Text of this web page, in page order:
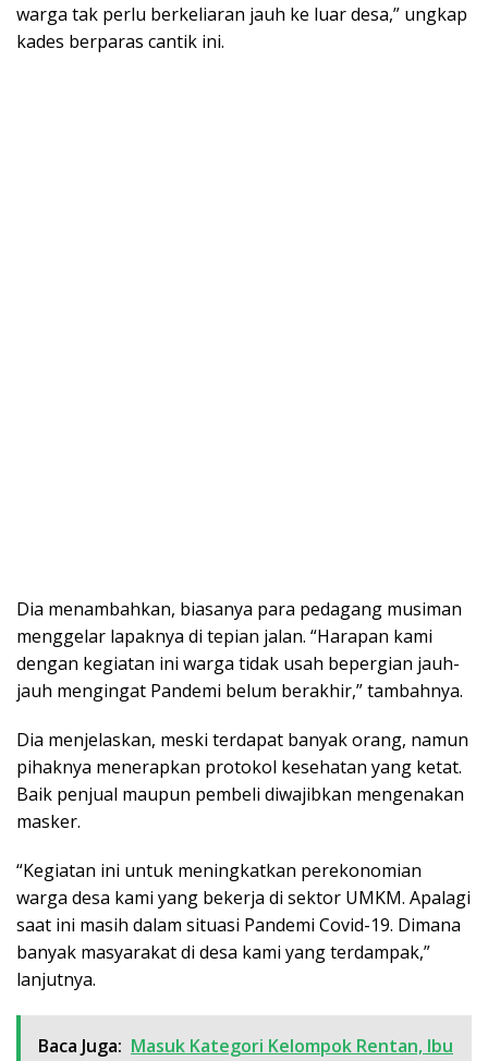
warga tak perlu berkeliaran jauh ke luar desa,” ungkap
kades berparas cantik ini.
Dia menambahkan, biasanya para pedagang musiman
menggelar lapaknya di tepian jalan. “Harapan kami
dengan kegiatan ini warga tidak usah bepergian jauh-
jauh mengingat Pandemi belum berakhir,” tambahnya.
Dia menjelaskan, meski terdapat banyak orang, namun
pihaknya menerapkan protokol kesehatan yang ketat.
Baik penjual maupun pembeli diwajibkan mengenakan
masker.
“Kegiatan ini untuk meningkatkan perekonomian
warga desa kami yang bekerja di sektor UMKM. Apalagi
saat ini masih dalam situasi Pandemi Covid-19. Dimana
banyak masyarakat di desa kami yang terdampak,”
lanjutnya.
Baca Juga: Masuk Kategori Kelompok Rentan, Ibu